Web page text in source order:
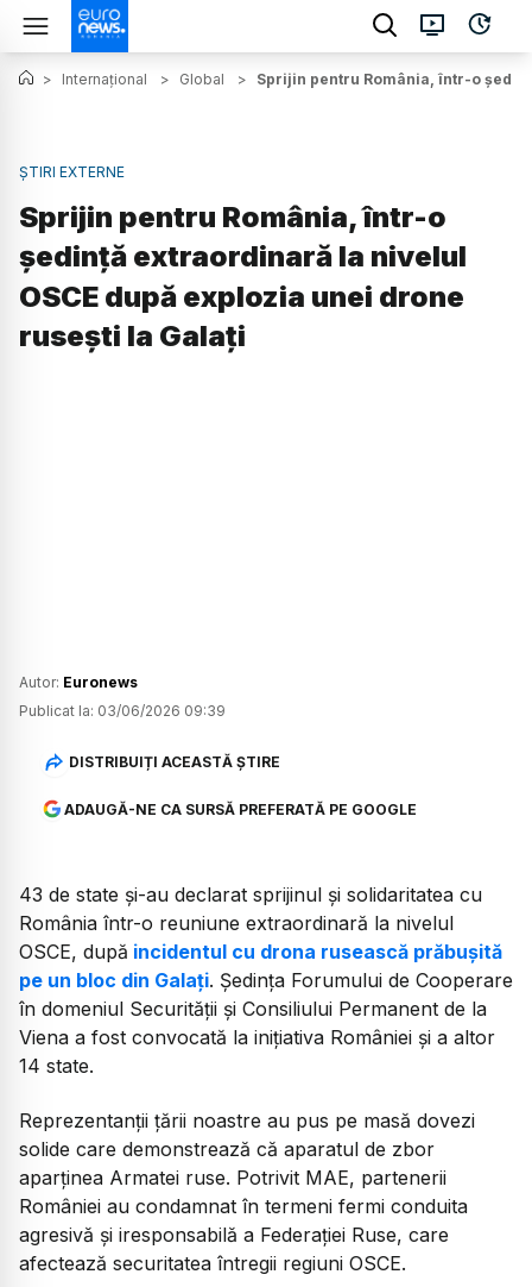
> Internațional > Global > Sprijin pentru România, într-o
ȘTIRI EXTERNE
Sprijin pentru România, într-o
ședință extraordinară la nivelul
OSCE după explozia unei drone
rusești la Galați
Autor: Euronews
Publicat la: 03/06/2026 09:39
DISTRIBUIȚI ACEASTĂ ȘTIRE
ADAUGĂ-NE CA SURSĂ PREFERATĂ PE GOOGLE
43 de state și-au declarat sprijinul și solidaritatea cu
România într-o reuniune extraordinară la nivelul
OSCE, după incidentul cu drona rusească prăbușită
pe un bloc din Galați. Ședința Forumului de Cooperare
în domeniul Securităţii şi Consiliului Permanent de la
Viena a fost convocată la inițiativa României și a altor
14 state.
Reprezentanții țării noastre au pus pe masă dovezi
solide care demonstrează că aparatul de zbor
aparținea Armatei ruse. Potrivit MAE, partenerii
României au condamnat în termeni fermi conduita
agresivă şi iresponsabilă a Federaţiei Ruse, care
afectează securitatea întregii regiuni OSCE.